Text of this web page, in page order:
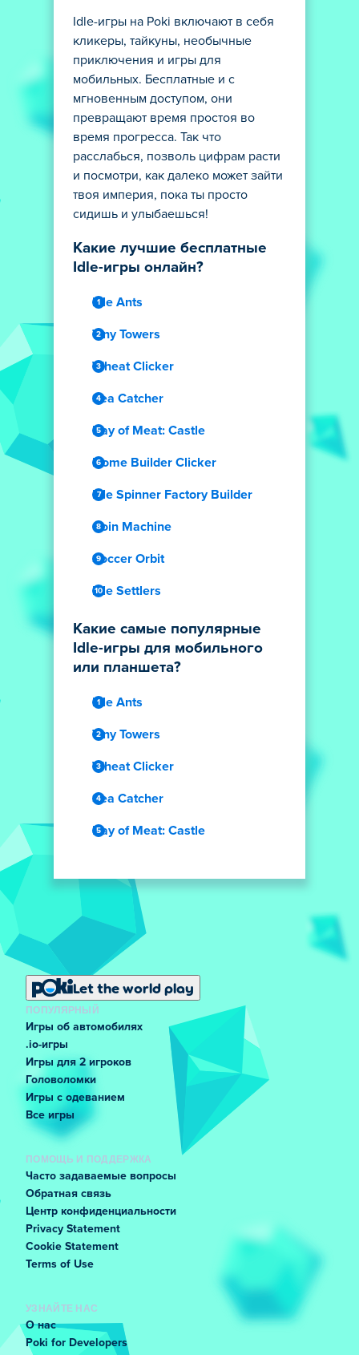
Idle-игры на Poki включают в себя
кликеры, тайкуны, необычные
приключения и игры для
мобильных. Бесплатные и с
мгновенным доступом, они
превращают время простоя во
время прогресса. Так что
расслабься, позволь цифрам расти
и посмотри, как далеко может зайти
твоя империя, пока ты просто
сидишь и улыбаешься!
Какие лучшие бесплатные
Idle-игры онлайн?
Idle Ants
Tiny Towers
Wheat Clicker
Sea Catcher
Day of Meat: Castle
Home Builder Clicker
Idle Spinner Factory Builder
Coin Machine
Soccer Orbit
Idle Settlers
Какие самые популярные
Idle-игры для мобильного
или планшета?
Idle Ants
Tiny Towers
Wheat Clicker
Sea Catcher
Day of Meat: Castle
Let the world play
ПОПУЛЯРНЫЙ
Игры об автомобилях
.io-игры
Игры для 2 игроков
Головоломки
Игры с одеванием
Все игры
ПОМОЩЬ И ПОДДЕРЖКА
Часто задаваемые вопросы
Обратная связь
Центр конфиденциальности
Privacy Statement
Cookie Statement
Terms of Use
УЗНАЙТЕ НАС
О нас
Poki for Developers